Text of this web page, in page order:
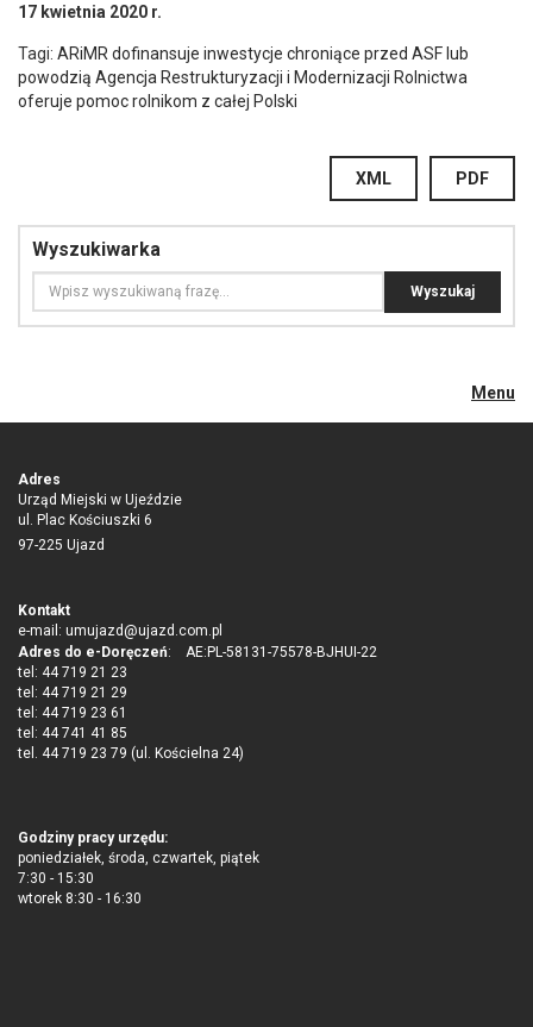
17 kwietnia 2020 r.
Tagi: ARiMR dofinansuje inwestycje chroniące przed ASF lub
powodzią Agencja Restrukturyzacji i Modernizacji Rolnictwa
oferuje pomoc rolnikom z całej Polski
PDF
XML
Wyszukiwarka
Menu
Adres
Urząd Miejski w Ujeździe
ul. Plac Kościuszki 6
97-225 Ujazd
Kontakt
e-mail: umujazd@ujazd.com.pl
Adres do e-Doręczeń: AE:PL-58131-75578-BJHUI-22
tel: 44 719 21 23
tel: 44 719 21 29
tel: 44 719 23 61
tel: 44 741 41 85
tel. 44 719 23 79 (ul. Kościelna 24)
Godziny pracy urzędu:
poniedziałek, środa, czwartek, piątek
7:30 - 15:30
wtorek 8:30 - 16:30